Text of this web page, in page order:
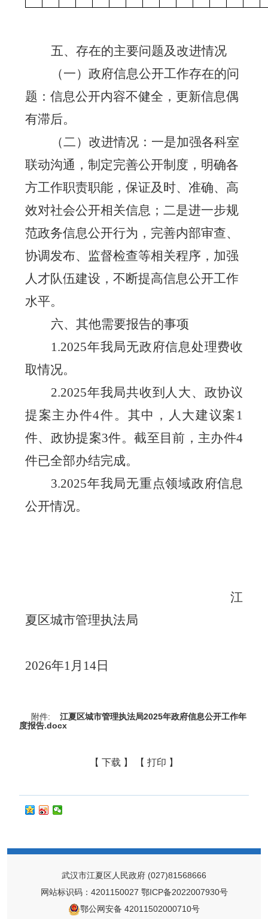
五、存在的主要问题及改进情况
（一）政府信息公开工作存在的问
题：信息公开内容不健全，更新信息偶
有滞后。
（二）改进情况：一是加强各科室
联动沟通，制定完善公开制度，明确各
方工作职责职能，保证及时、准确、高
效对社会公开相关信息；二是进一步规
范政务信息公开行为，完善内部审查、
协调发布、监督检查等相关程序，加强
人才队伍建设，不断提高信息公开工作
水平。
六、其他需要报告的事项
1.2025年我局无政府信息处理费收
取情况。
2.2025年我局共收到人大、政协议
提案主办件4件。其中，人大建议案1
件、政协提案3件。截至目前，主办件4
件已全部办结完成。
3.2025年我局无重点领域政府信息
公开情况。
江
夏区城市管理执法局
2026年1月14日
附件: 江夏区城市管理执法局2025年政府信息公开工作年
度报告.docx
【 下载 】 【 打印 】
武汉市江夏区人民政府 (027)81568666
网站标识码：4201150027 鄂ICP备2022007930号
鄂公网安备 42011502000710号